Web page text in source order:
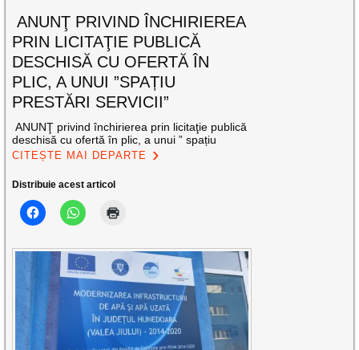
ANUNŢ PRIVIND ÎNCHIRIEREA
PRIN LICITAŢIE PUBLICĂ
DESCHISĂ CU OFERTĂ ÎN
PLIC, A UNUI ”SPAȚIU
PRESTĂRI SERVICII”
ANUNŢ privind închirierea prin licitaţie publică
deschisă cu ofertă în plic, a unui ” spațiu
CITEȘTE MAI DEPARTE
Distribuie acest articol